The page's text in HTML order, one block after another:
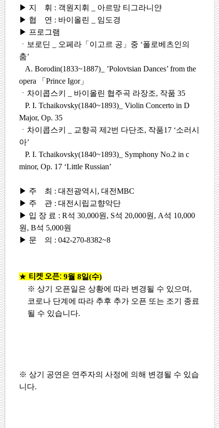
▶ 지 휘 : 객원지휘 _ 아르망 티그라니얀
▶ 협 연 : 바이올린 _ 임도경
▶ 프로그램
ㆍ 보로딘 _ 오페라「이고르 공」중 ‘폴로베츠인의
춤’
A. Borodin(1833~1887)_ ’Polovtsian Dances’ from the
opera 「Prince Igor」
ㆍ 차이콥스키 _ 바이올린 협주곡 라장조, 작품 35
P. I. Tchaikovsky(1840~1893)_ Violin Concerto in D
Major, Op. 35
ㆍ 차이콥스키 _ 교향곡 제2번 다단조, 작품17 ‘소러시
아’
P. I. Tchaikovsky(1840~1893)_ Symphony No.2 in c
minor, Op. 17 ‘Little Russian’
▶ 주 최 : 대전광역시, 대전MBC
▶ 주 관 : 대전시립교향악단
▶ 입 장 료 : R석 30,000원, S석 20,000원, A석 10,000
원, B석 5,000원
▶ 문 의 : 042-270-8382~8
★ 티켓 오픈: 9월 8일(수)
※상기 오픈일은 상황에 따라 변경될 수 있으며 ,
코로나 단계에 따라 추후 추가 오픈 또는 조기 종료
될 수 있습니다.
※ 상기 공연은 연주자의 사정에 의해 변경될 수 있습
니다.